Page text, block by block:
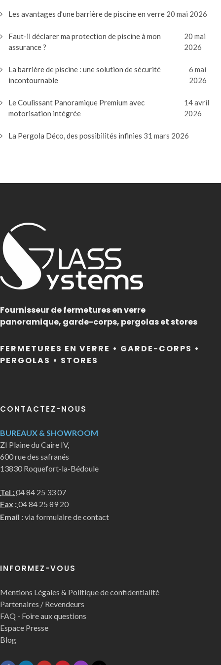
Les avantages d’une barrière de piscine en verre 20 mai 2026
Faut-il déclarer ma protection de piscine à mon
assurance ?
20 mai
2026
La barrière de piscine : une solution de sécurité
incontournable
6 mai
2026
Le Coulissant Panoramique Premium avec
motorisation intégrée
14 avril
2026
La Pergola Déco, des possibilités infinies 31 mars 2026
Fournisseur de fermetures en verre
panoramique, garde-corps, pergolas et stores
FERMETURES EN VERRE • GARDE-CORPS •
PERGOLAS • STORES
CONTACTEZ-NOUS
BUREAUX & SHOWROOM
ZI Plaine du Caire IV,
600 rue des safranés
13830 Roquefort-la-Bédoule
Tel :04 84 25 33 07
Fax :04 84 25 89 20
Email :via formulaire de contact
INFORMEZ-VOUS
Mentions Légales & Politique de confidentialité
Partenaires / Revendeurs
FAQ - Foire aux questions
Espace Presse
Blog